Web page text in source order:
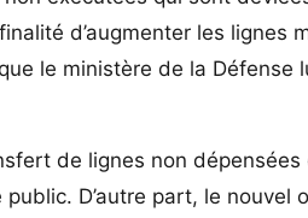
d’augmenter les lignes
le ministère de la Défense
de lignes non dépensées
D’autre part, le nouvel